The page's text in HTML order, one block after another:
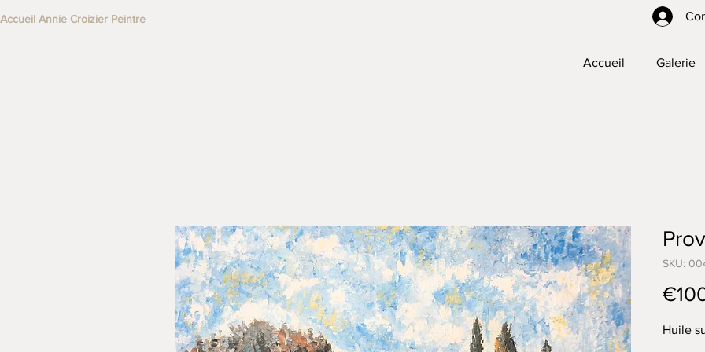
Accueil Annie Croizier Peintre
Accueil Galerie
SKU:
Huile